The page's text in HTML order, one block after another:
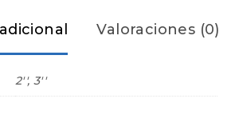
Valoraciones (0)
2'', 3''